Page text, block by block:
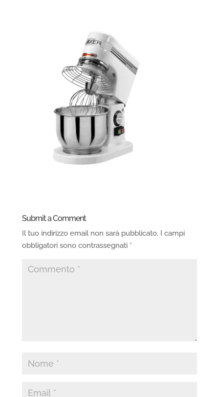
Submit a Comment
Il tuo indirizzo email non sarà pubblicato.
I campi
obbligatori sono contrassegnati *